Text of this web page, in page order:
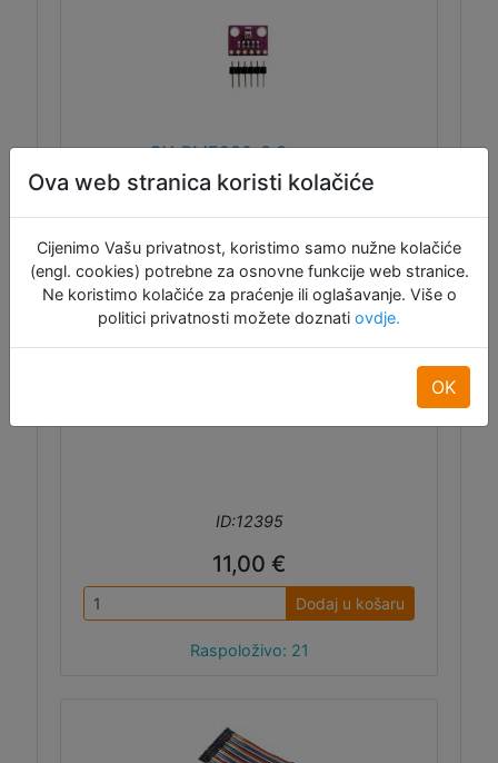
GY-BME280-3.3 senzor
temperature, vlage i tlaka zraka
Modul je baziran na BME280 senzoru,
podržana je I2C i SPI komunikacija, radni
napon i logika 3.3 V, mjerni opseg je -40…
+85 °C, 0…100 % RH, 300…1100 hPa,
dimenzije pločice 15x11.5 mm.
ID:12395
11,00 €
Dodaj u košaru
Raspoloživo: 21
Ova web stranica koristi kolačiće
Cijenimo Vašu privatnost, koristimo samo nužne kolačiće
(engl. cookies) potrebne za osnovne funkcije web stranice.
Ne koristimo kolačiće za praćenje ili oglašavanje. Više o
politici privatnosti možete doznati ovdje.
OK